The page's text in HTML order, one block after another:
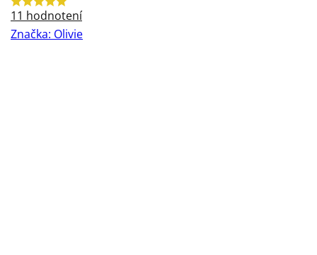
Priemerné
hodnotenie
11 hodnotení
Značka: Olivie